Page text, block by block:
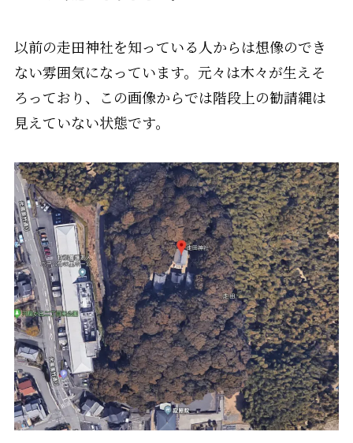
以前の走田神社を知っている人からは想像のでき
ない雰囲気になっています。元々は木々が生えそ
ろっており、この画像からでは階段上の勧請縄は
見えていない状態です。